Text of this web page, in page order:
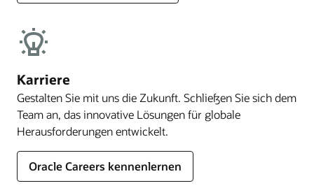
Karriere
Gestalten Sie mit uns die Zukunft. Schließen Sie sich dem
Team an, das innovative Lösungen für globale
Herausforderungen entwickelt.
Oracle Careers kennenlernen